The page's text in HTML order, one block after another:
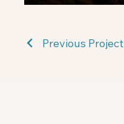
Previous Project